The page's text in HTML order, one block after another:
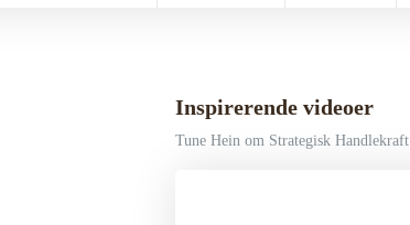
Inspirerende videoer
Tune Hein om Strategisk Handlekraft